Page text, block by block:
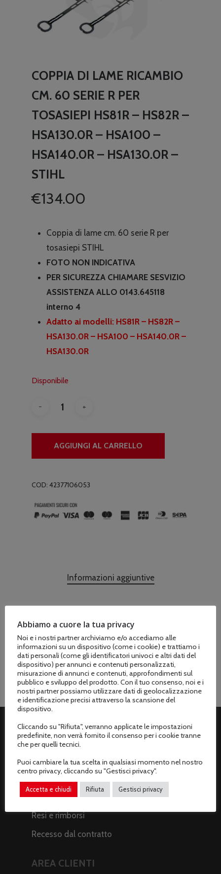
COPPIA DI LAME RICAMBIO
CM. 60 SERIE R PER
TOSASIEPI HS81R – HS82R –
HSA130.0R – HSA100 –
HSA140.0R – HSA130.0R –
STIHL
€134.00
Coppia di lame cm. 60 serie R per
tosasiepi STIHL
FOTO NON INDICATIVA
PER SICUREZZA CHIAMARE SESVIZIO
ASSISTENZA ALLO 0143.645118
interno 4
Adatto ai modelli: HS81R – HS82R –
HSA130.0R – HSA100 – HSA140.0R –
HSA130.0R
Disponibile
AGGIUNGI AL CARRELLO
COD: 42377106053
Informazioni aggiuntive
Marchio
Stihl
ASSISTENZA CLIENTI
Spedizioni
Metodi di pagamento
Termini e condizioni di vendita
Resi e rimborsi
Recesso dal contratto
AREA CLIENTI
Abbiamo a cuore la tua privacy
Noi e i nostri partner archiviamo e/o accediamo alle
informazioni su un dispositivo (come i cookie) e trattiamo i
dati personali (come gli identificatori univoci e altri dati del
dispositivo) per annunci e contenuti personalizzati,
misurazione di annunci e contenuti, approfondimenti sul
pubblico e sviluppo del prodotto. Con il tuo consenso, noi e i
nostri partner possiamo utilizzare dati di geolocalizzazione
e identificazione precisi attraverso la scansione del
dispositivo.
Cliccando su "Rifiuta", verranno applicate le impostazioni
predefinite, non verrà fornito il consenso per i cookie tranne
che per quelli tecnici.
Puoi cambiare la tua scelta in qualsiasi momento nel nostro
centro privacy, cliccando su "Gestisci privacy".
Accetta e chiudi Rifiuta Gestisci privacy